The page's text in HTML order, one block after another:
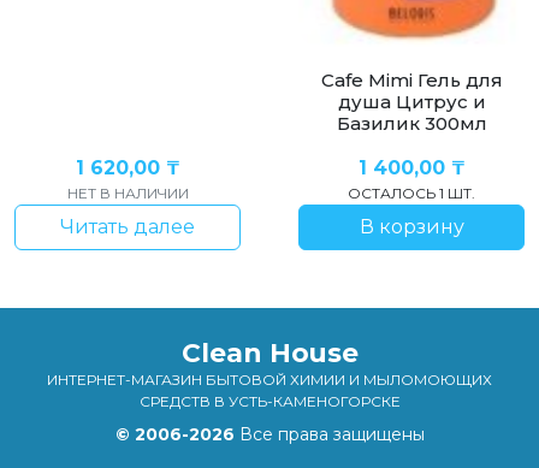
1 620,00 ₸
НЕТ В НАЛИЧИИ
Читать далее
Cafe Mimi Гель для
душа Цитрус и
Базилик 300мл
1 400,00 ₸
ОСТАЛОСЬ 1 ШТ.
В корзину
Clean House
ИНТЕРНЕТ-МАГАЗИН БЫТОВОЙ ХИМИИ И МЫЛОМОЮЩИХ
СРЕДСТВ В УСТЬ-КАМЕНОГОРСКЕ
© 2006-2026 Все права защищены